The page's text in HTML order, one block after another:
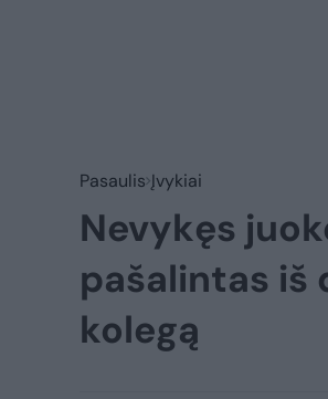
Pasaulis Įvykiai
Nevykęs
pašalintas iš
kolegą